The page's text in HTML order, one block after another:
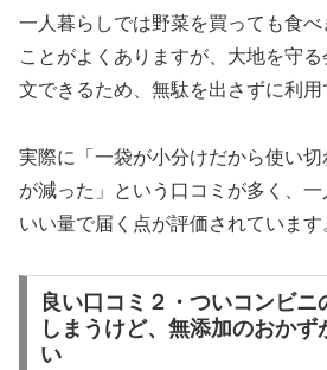
一人暮らしでは野菜を買っても食べ
ことがよくありますが、大地を守
文できるため、無駄を出さずに利用
実際に「一袋が小分けだから使い
が減った」という口コミが多く、
いい量で届く点が評価されています
良い口コミ２・ついコンビニ
しまうけど、無添加のおかず
い